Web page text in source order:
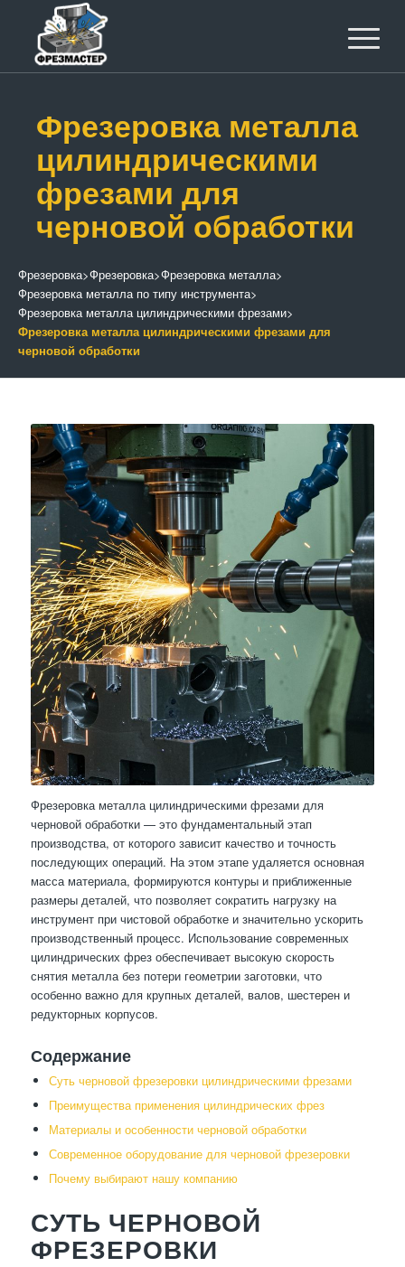
Фрезеровка металла
цилиндрическими
фрезами для
черновой обработки
Фрезеровка>Фрезеровка>Фрезеровка металла>
Фрезеровка металла по типу инструмента>
Фрезеровка металла цилиндрическими фрезами>
Фрезеровка металла цилиндрическими фрезами для
черновой обработки
Фрезеровка металла цилиндрическими фрезами для
черновой обработки — это фундаментальный этап
производства, от которого зависит качество и точность
последующих операций. На этом этапе удаляется основная
масса материала, формируются контуры и приближенные
размеры деталей, что позволяет сократить нагрузку на
инструмент при чистовой обработке и значительно ускорить
производственный процесс. Использование современных
цилиндрических фрез обеспечивает высокую скорость
снятия металла без потери геометрии заготовки, что
особенно важно для крупных деталей, валов, шестерен и
редукторных корпусов.
Содержание
Суть черновой фрезеровки цилиндрическими фрезами
Преимущества применения цилиндрических фрез
Материалы и особенности черновой обработки
Современное оборудование для черновой фрезеровки
Почему выбирают нашу компанию
СУТЬ ЧЕРНОВОЙ
ФРЕЗЕРОВКИ